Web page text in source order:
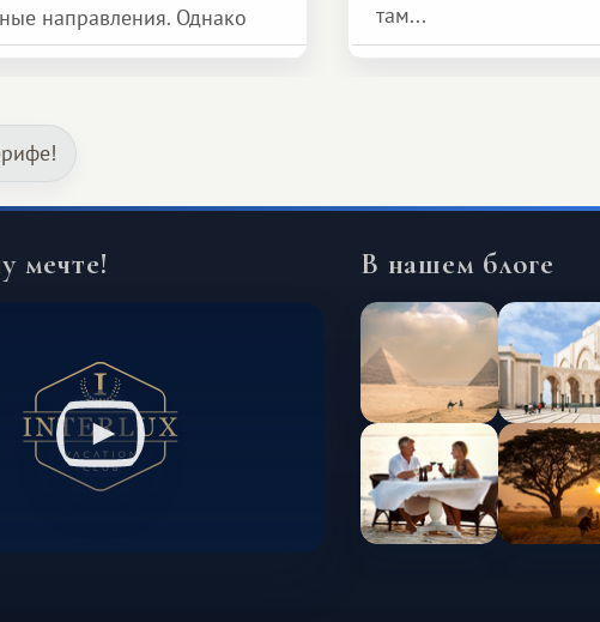
направления. Однако
обменной системы
континент, который
подарить совершенно иной
там...
мечте! В нашем блоге